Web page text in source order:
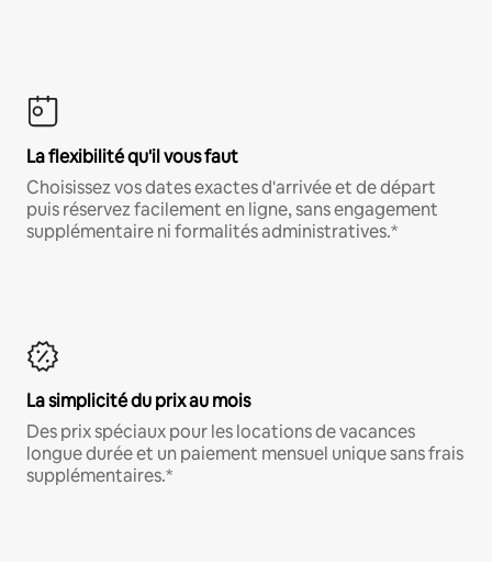
La flexibilité qu'il vous faut
Choisissez vos dates exactes d'arrivée et de départ
puis réservez facilement en ligne, sans engagement
supplémentaire ni formalités administratives.*
La simplicité du prix au mois
Des prix spéciaux pour les locations de vacances
longue durée et un paiement mensuel unique sans frais
supplémentaires.*